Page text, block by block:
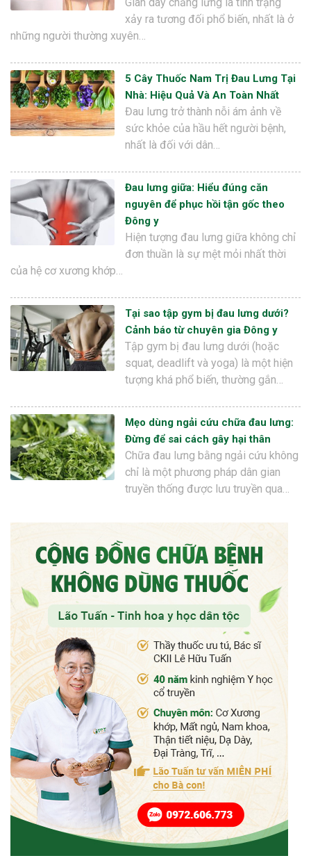
Giãn dây chằng lưng là tình trạng
xảy ra tương đối phổ biến, nhất là ở
những người thường xuyên…
5 Cây Thuốc Nam Trị Đau Lưng Tại
Nhà: Hiệu Quả Và An Toàn Nhất
Đau lưng trở thành nỗi ám ảnh về
sức khỏe của hầu hết người bệnh,
nhất là đối với dân…
Đau lưng giữa: Hiểu đúng căn
nguyên để phục hồi tận gốc theo
Đông y
Hiện tượng đau lưng giữa không chỉ
đơn thuần là sự mệt mỏi nhất thời
của hệ cơ xương khớp…
Tại sao tập gym bị đau lưng dưới?
Cảnh báo từ chuyên gia Đông y
Tập gym bị đau lưng dưới (hoặc
squat, deadlift và yoga) là một hiện
tượng khá phổ biến, thường gắn…
Mẹo dùng ngải cứu chữa đau lưng:
Đừng để sai cách gây hại thân
Chữa đau lưng bằng ngải cứu không
chỉ là một phương pháp dân gian
truyền thống được lưu truyền qua…